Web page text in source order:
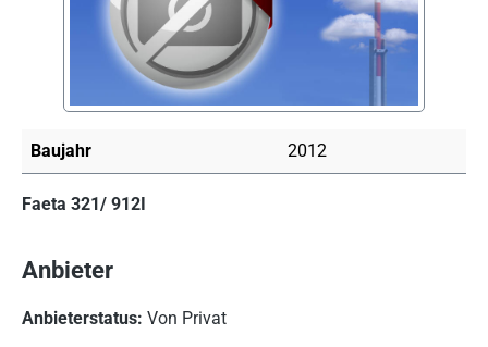
Baujahr 2012
Faeta 321/ 912I
Anbieter
Anbieterstatus: Von Privat